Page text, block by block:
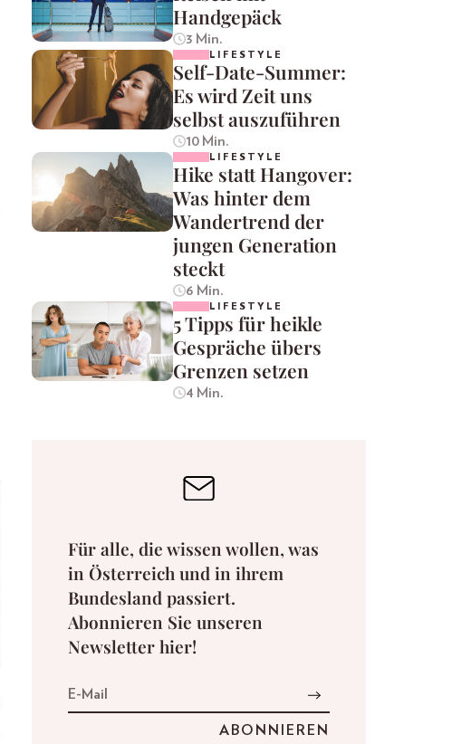
Handgepäck
3 Min.
LIFESTYLE
Self-Date-Summer:
Es wird Zeit uns
selbst auszuführen
10 Min.
LIFESTYLE
Hike statt Hangover:
Was hinter dem
Wandertrend der
jungen Generation
steckt
6 Min.
LIFESTYLE
5 Tipps für heikle
Gespräche übers
Grenzen setzen
4 Min.
Für alle, die wissen wollen, was
in Österreich und in ihrem
Bundesland passiert.
Abonnieren Sie unseren
Newsletter hier!